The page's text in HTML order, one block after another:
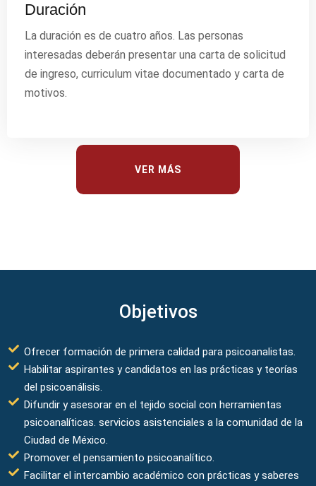
Duración
La duración es de cuatro años. Las personas
interesadas deberán presentar una carta de solicitud
de ingreso, curriculum vitae documentado y carta de
motivos.
VER MÁS
Objetivos
Ofrecer formación de primera calidad para psicoanalistas.
Habilitar aspirantes y candidatos en las prácticas y teorías
del psicoanálisis.
Difundir y asesorar en el tejido social con herramientas
psicoanalíticas. servicios asistenciales a la comunidad de la
Ciudad de México.
Promover el pensamiento psicoanalítico.
Facilitar el intercambio académico con prácticas y saberes